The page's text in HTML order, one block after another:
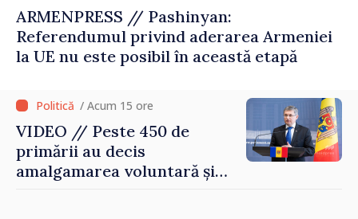
ARMENPRESS // Pashinyan:
Referendumul privind aderarea Armeniei
la UE nu este posibil în această etapă
/ Acum 15 ore
VIDEO // Peste 450 de
primării au decis
amalgamarea voluntară și